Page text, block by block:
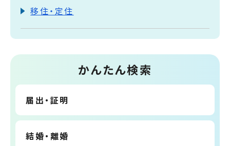
移住・定住
かんたん検索
届出・証明
結婚・離婚